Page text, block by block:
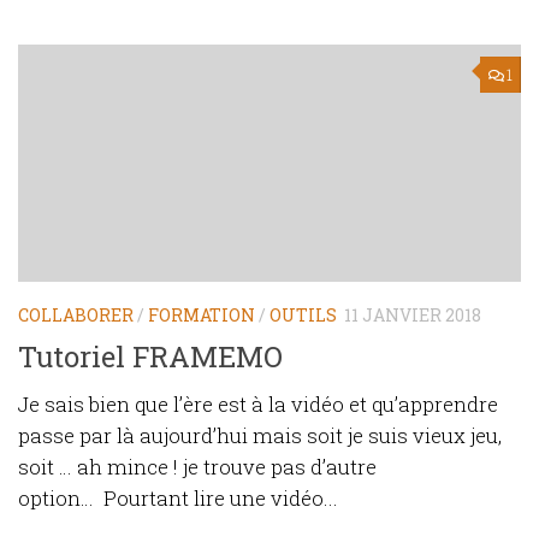
1
COLLABORER/ FORMATION / OUTILS 11 JANVIER 2018
Tutoriel FRAMEMO
Je sais bien que l’ère est à la vidéo et qu’apprendre
passe par là aujourd’hui mais soit je suis vieux jeu,
soit … ah mince ! je trouve pas d’autre
option… Pourtant lire une vidéo...